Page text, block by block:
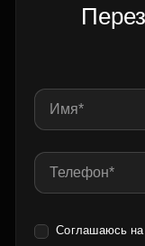
Соглашаюсь на